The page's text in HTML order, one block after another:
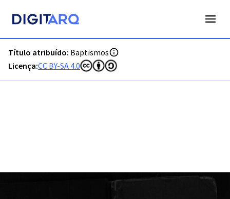
Título atribuído: Baptismos
Licença:CC BY-SA 4.0